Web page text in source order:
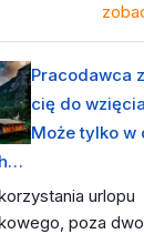
Pracodawca
cię do
Może tylko w
urlopu
poza